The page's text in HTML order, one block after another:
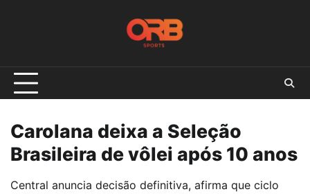
Carolana deixa a Seleção
Brasileira de vôlei após 10 anos
Central anuncia decisão definitiva, afirma que ciclo